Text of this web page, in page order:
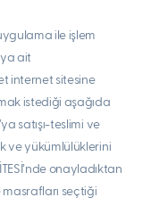
ile işlem
ait
internet sitesine
istediği aşağıda
satışı-teslimi ve
ve yükümlülüklerini
onayladıktan
masrafları seçtiği